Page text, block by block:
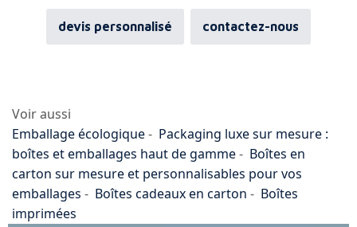
devis personnalisé contactez-nous
Voir aussi
Emballage écologique- Packaging luxe sur mesure :
boîtes et emballages haut de gamme- Boîtes en
carton sur mesure et personnalisables pour vos
emballages - Boîtes cadeaux en carton - Boîtes
imprimées